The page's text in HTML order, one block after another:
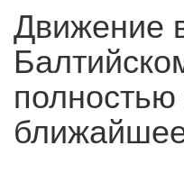
Движение
полностью